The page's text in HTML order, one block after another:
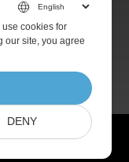
Reserved.
cookies for
our site, you agree
DENY